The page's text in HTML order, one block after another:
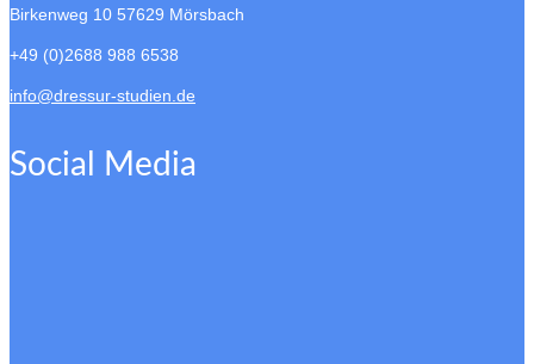
Birkenweg 10 57629 Mörsbach
+49 (0)2688 988 6538
info@dressur-studien.de
Social Media